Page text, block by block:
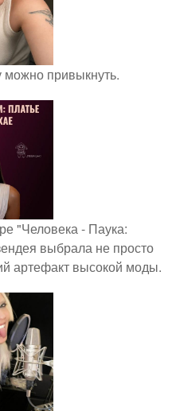
можно привыкнуть.
"Человека - Паука:
выбрала не просто
артефакт высокой моды.